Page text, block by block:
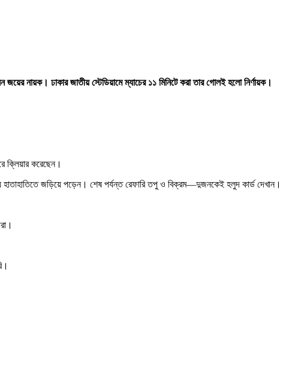
নায়ক। ঢাকার জাতীয় স্টেডিয়ামে ম্যাচের ১১ মিনিটে করা তার গোলই হলো নির্ণায়ক।
ক্লিয়ার করেছেন।
জড়িয়ে পড়েন। শেষ পর্যন্ত রেফারি তপু ও বিক্রম—দুজনকেই হলুদ কার্ড দেখান।